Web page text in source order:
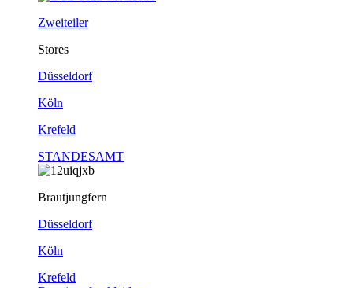
Zweiteiler
Stores
Düsseldorf
Köln
Krefeld
STANDESAMT
Brautjungfern
Düsseldorf
Köln
Krefeld